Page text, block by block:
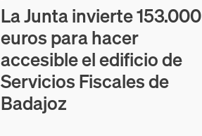
La Junta invierte 153.000
euros para hacer
accesible el edificio de
Servicios Fiscales de
Badajoz